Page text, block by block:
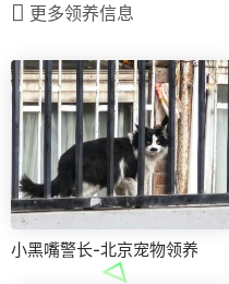
更多领养信息
小黑嘴警长-北京宠物领养